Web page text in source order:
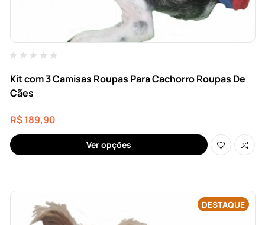
Kit com 3 Camisas Roupas Para Cachorro Roupas De
Cães
R$189,90
Ver opções
DESTAQUE